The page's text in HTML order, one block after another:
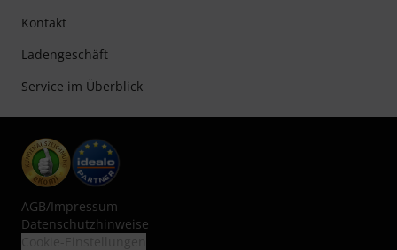
Kontakt
Ladengeschäft
Service im Überblick
AGB/Impressum
Datenschutzhinweise